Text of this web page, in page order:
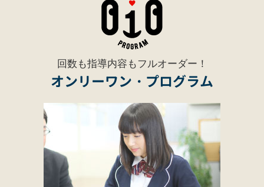
回数も指導内容もフルオーダー！
オンリーワン・プログラム